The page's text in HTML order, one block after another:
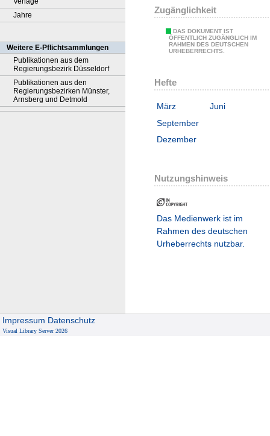
Jahre
Weitere E-Pflichtsammlungen
Publikationen aus dem
Regierungsbezirk Düsseldorf
Publikationen aus den
Regierungsbezirken Münster,
Arnsberg und Detmold
Zugänglichkeit
DAS DOKUMENT IST
ÖFFENTLICH ZUGÄNGLICH IM
RAHMEN DES DEUTSCHEN
URHEBERRECHTS.
Hefte
März
Juni
September
Dezember
Nutzungshinweis
Das Medienwerk ist im
Rahmen des deutschen
Urheberrechts nutzbar.
Impressum Datenschutz
Visual Library Server 2026